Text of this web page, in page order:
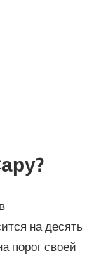
на десять
порог своей